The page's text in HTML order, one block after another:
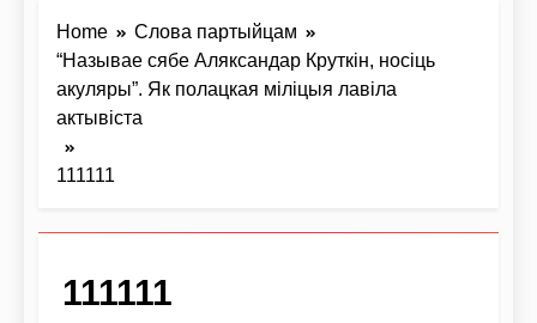
Home
Слова партыйцам
“Называе сябе Аляксандар Круткін, носіць
акуляры”. Як полацкая міліцыя лавіла
актывіста
111111
111111